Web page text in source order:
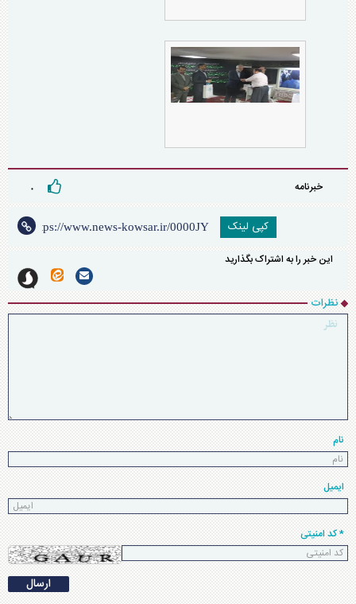
خبرنامه ۰
کپی لینک
این خبر را به اشتراک بگذارید
نظرات
نام
ایمیل
* کد امنیتی